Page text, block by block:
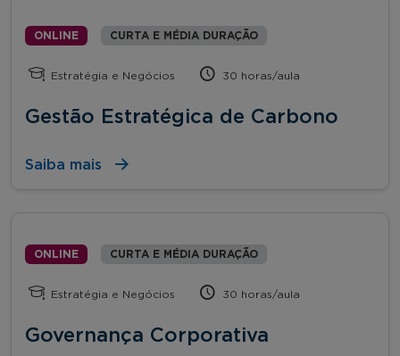
ONLINE CURTA E MÉDIA DURAÇÃO
Estratégia e Negócios 30 horas/aula
Gestão Estratégica de Carbono
Saiba mais
ONLINE CURTA E MÉDIA DURAÇÃO
Estratégia e Negócios 30 horas/aula
Governança Corporativa